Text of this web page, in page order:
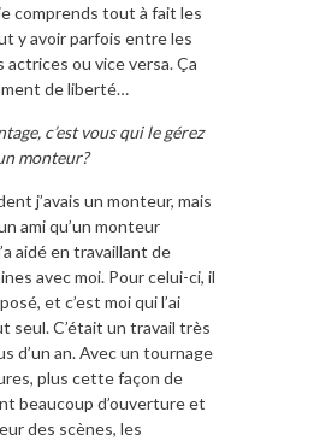
comprends tout à fait les
y avoir parfois entre les
ou vice versa. Ça
de liberté…
c’est vous qui le gérez
monteur?
j’avais un monteur, mais
ami qu’un monteur
aidé en travaillant de
avec moi. Pour celui-ci, il
et c’est moi qui l’ai
seul. C’était un travail très
d’un an. Avec un tournage
plus cette façon de
beaucoup d’ouverture et
des scènes, les